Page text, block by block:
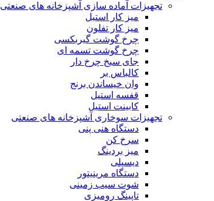
تجهیزات آماده سازی آشپزخانه های صنعتی
میز کار استیل
میز کار تفلون
چرخ گوشت گیربکسی
چرخ گوشت تسمه ای
جای سیخ چرخ دار
کالباس بر
وان خیساندن برنج
قفسه استیل
کابینت استیل
تجهیزات سوخاری آشپزخانه های صنعتی
دستگاه هنی پنی
سرخ کن
میز بردینگ
دیسپلی
دستگاه مرینیتور
شوت سیب زمینی
تاپینگ رومیزی